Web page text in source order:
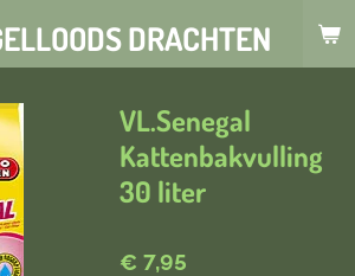
DRACHTEN
VL.Senegal
Kattenbakvulling
30 liter
€ 7,95